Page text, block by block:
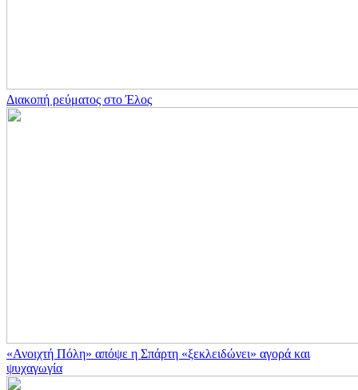
Διακοπή ρεύματος στο Έλος
«Ανοιχτή Πόλη» απόψε η Σπάρτη «ξεκλειδώνει» αγορά και
ψυχαγωγία